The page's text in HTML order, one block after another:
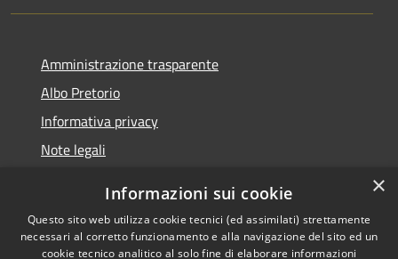
Amministrazione trasparente
Albo Pretorio
Informativa privacy
Note legali
Whisteblowing
×
Informazioni sui cookie
Questo sito web utilizza cookie tecnici (ed assimilati) strettamente
necessari al corretto funzionamento e alla navigazione del sito ed un
cookie tecnico analitico al solo fine di elaborare informazioni